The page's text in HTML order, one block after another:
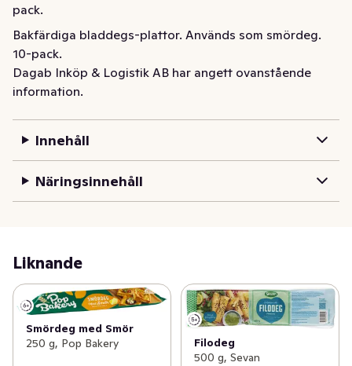
pack.
Bakfärdiga bladdegs-plattor. Används som smördeg.
10-pack.
Dagab Inköp & Logistik AB har angett ovanstående
information.
Innehåll
Näringsinnehåll
Liknande
Smördeg med Smör
250 g, Pop Bakery
Filodeg
500 g, Sevan